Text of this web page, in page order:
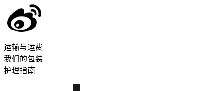
运输与运费
我们的包装
护理指南